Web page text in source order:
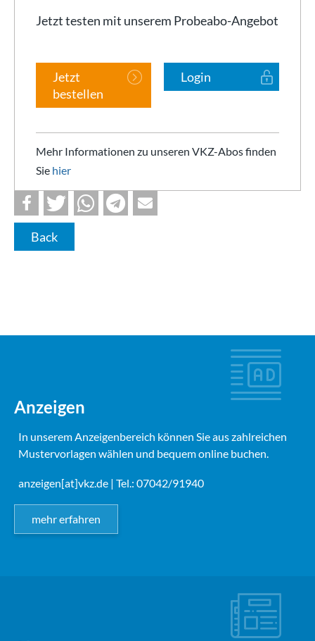
Jetzt testen mit unserem Probeabo-Angebot
Jetzt
bestellen
Login
Mehr Informationen zu unseren VKZ-Abos finden
Sie hier
Back
Anzeigen
In unserem Anzeigenbereich können Sie aus zahlreichen
Mustervorlagen wählen und bequem online buchen.
anzeigen[at]vkz.de | Tel.: 07042/91940
mehr erfahren